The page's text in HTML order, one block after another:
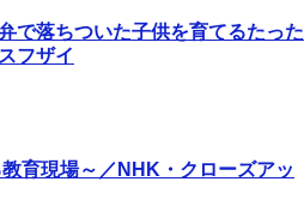
で落ちついた子供を育てるたった
フザイ
育現場～／NHK・クローズアッ